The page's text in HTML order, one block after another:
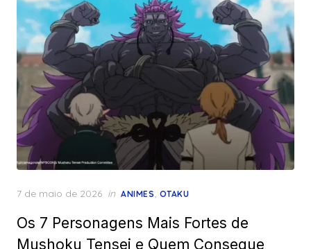
Posted
7 de maio de 2026 in ANIMES, OTAKU
Os 7 Personagens Mais Fortes de
Mushoku Tensei e Quem Consegue